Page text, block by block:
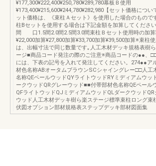
¥177,300¥222,400¥250,780¥289,780幕板Ｂ使用
¥173,400¥215,600¥244,780¥282,980【セット価格につい
ット価格は、《束柱Ａセット》を使用した場合のもので
柱Bセットを使用する場合は下記金額を加算してくださ
間 口1.5間2.0間2.5間3.0間束柱Ｂセット使用時の加
¥22,000加算¥27,800加算¥33,700加算¥39,500加算※束柱
は、出幅寸法で同じ数量です｡人工木材デッキ規格表樹
ージ■商品コード発注の際のご注意※商品コードの●●、
には、下表の記号を入れて発注してください。274●●ア
材色名称ABオータムブラウンSCシャイングレー□□人工
名称QEペールウッドQYライトウッドRYミディアムウッ
ークウッドQRグレーウッド■■付帯部材色名称QEペール
QFライトウッドQJミディアムウッドQLダークウッドQR
ウッド人工木材デッキ樹ら楽ステージ標準束柱ロング束
伏図オプション部材規格表ステップデッキ部材図面集